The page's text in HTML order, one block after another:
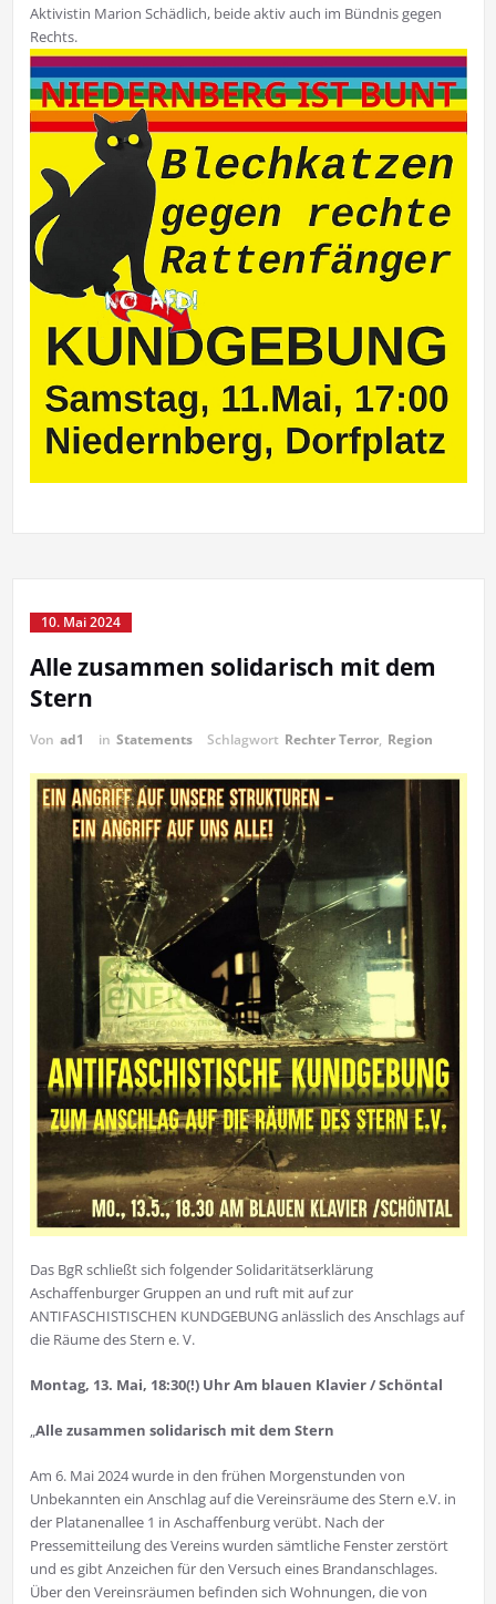
Aktivistin Marion Schädlich, beide aktiv auch im Bündnis gegen
Rechts.
10. Mai 2024
Alle zusammen solidarisch mit dem
Stern
Von ad1 in Statements Schlagwort Rechter Terror, Region
Das BgR schließt sich folgender Solidaritätserklärung
Aschaffenburger Gruppen an und ruft mit auf zur
ANTIFASCHISTISCHEN KUNDGEBUNG anlässlich des Anschlags auf
die Räume des Stern e. V.
Montag, 13. Mai, 18:30(!) Uhr Am blauen Klavier / Schöntal
„Alle zusammen solidarisch mit dem Stern
Am 6. Mai 2024 wurde in den frühen Morgenstunden von
Unbekannten ein Anschlag auf die Vereinsräume des Stern e.V. in
der Platanenallee 1 in Aschaffenburg verübt. Nach der
Pressemitteilung des Vereins wurden sämtliche Fenster zerstört
und es gibt Anzeichen für den Versuch eines Brandanschlages.
Über den Vereinsräumen befinden sich Wohnungen, die von